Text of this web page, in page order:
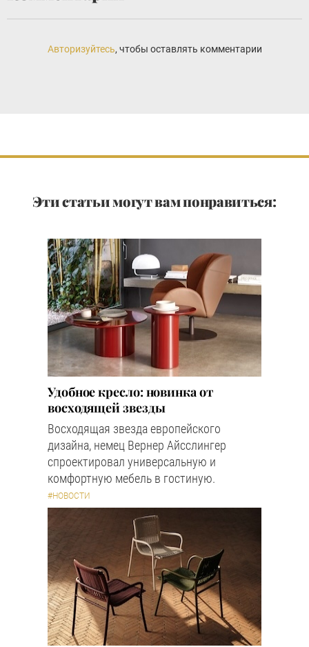
Авторизуйтесь, чтобы оставлять комментарии
Эти статьи могут вам понравиться:
Удобное кресло: новинка от
восходящей звезды
Восходящая звезда европейского
дизайна, немец Вернер Айсслингер
спроектировал универсальную и
комфортную мебель в гостиную.
#НОВОСТИ